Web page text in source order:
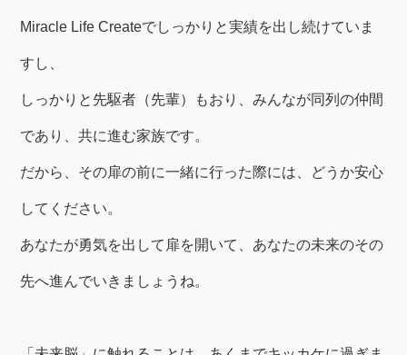
Miracle Life Createでしっかりと実績を出し続けていま
すし、
しっかりと先駆者（先輩）もおり、みんなが同列の仲間
であり、共に進む家族です。
だから、その扉の前に一緒に行った際には、どうか安心
してください。
あなたが勇気を出して扉を開いて、あなたの未来のその
先へ進んでいきましょうね。